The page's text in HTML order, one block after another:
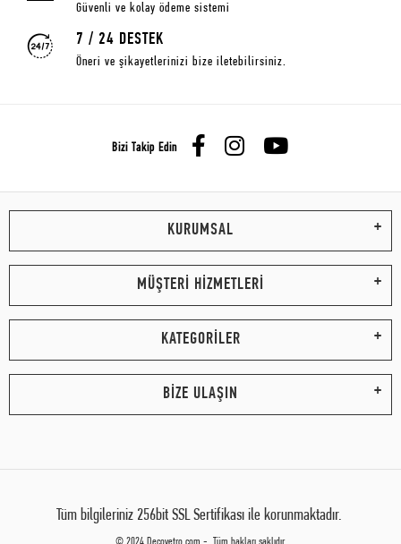
Güvenli ve kolay ödeme sistemi
7 / 24 DESTEK
Öneri ve şikayetlerinizi bize iletebilirsiniz.
Bizi Takip Edin
KURUMSAL
MÜŞTERİ HİZMETLERİ
KATEGORİLER
BİZE ULAŞIN
Tüm bilgileriniz 256bit SSL Sertifikası ile korunmaktadır.
© 2024 Decovetro.com - Tüm hakları saklıdır.